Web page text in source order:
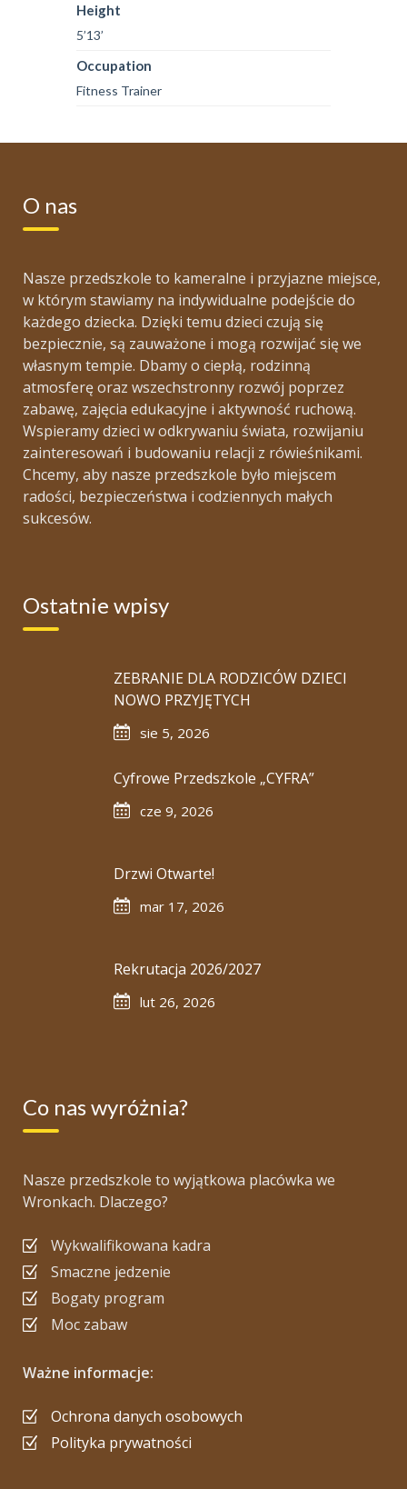
Height
5’13’
Occupation
Fitness Trainer
O nas
Nasze przedszkole to kameralne i przyjazne miejsce,
w którym stawiamy na indywidualne podejście do
każdego dziecka. Dzięki temu dzieci czują się
bezpiecznie, są zauważone i mogą rozwijać się we
własnym tempie. Dbamy o ciepłą, rodzinną
atmosferę oraz wszechstronny rozwój poprzez
zabawę, zajęcia edukacyjne i aktywność ruchową.
Wspieramy dzieci w odkrywaniu świata, rozwijaniu
zainteresowań i budowaniu relacji z rówieśnikami.
Chcemy, aby nasze przedszkole było miejscem
radości, bezpieczeństwa i codziennych małych
sukcesów.
Ostatnie wpisy
ZEBRANIE DLA RODZICÓW DZIECI
NOWO PRZYJĘTYCH
sie 5, 2026
Cyfrowe Przedszkole „CYFRA”
cze 9, 2026
Drzwi Otwarte!
mar 17, 2026
Rekrutacja 2026/2027
lut 26, 2026
Co nas wyróżnia?
Nasze przedszkole to wyjątkowa placówka we
Wronkach. Dlaczego?
Wykwalifikowana kadra
Smaczne jedzenie
Bogaty program
Moc zabaw
Ważne informacje:
Ochrona danych osobowych
Polityka prywatności